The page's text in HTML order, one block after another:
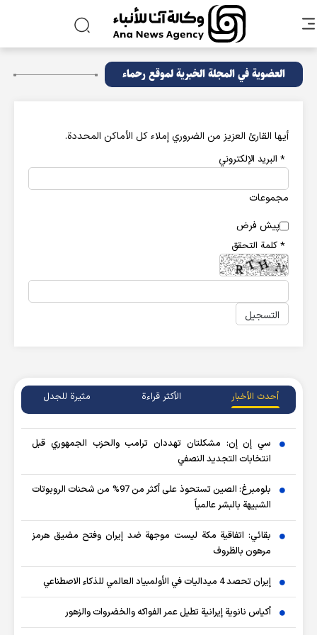
العضوية في المجلة الخبرية لموقع رحماء
أيها القارئ العزيز من الضروري إملاء كل الأماكن المحددة.
* البرید الإلکتروني
مجموعات
پیش فرض
* كلمة التحقق
أحدث الأخبار الأکثر قراءة مثيرة للجدل
سي إن إن: مشكلتان تهددان ترامب والحزب الجمهوري قبل
انتخابات التجديد النصفي
بلومبرغ: الصين تستحوذ على أكثر من 97% من شحنات الروبوتات
الشبيهة بالبشر عالمياً
بقائي: اتفاقية مكة ليست موجهة ضد إيران وفتح مضيق هرمز
مرهون بالظروف
إيران تحصد 4 ميداليات في الأولمبياد العالمي للذكاء الاصطناعي
أكياس نانوية إيرانية تطيل عمر الفواكه والخضروات والزهور